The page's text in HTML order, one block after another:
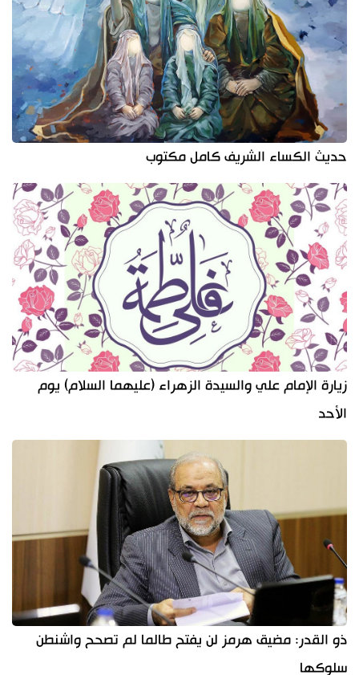
حديث الكساء الشريف كامل مكتوب
زيارة الإمام علي والسيدة الزهراء (عليهما السلام) يوم
الأحد
ذو القدر: مضيق هرمز لن يفتح طالما لم تصحح واشنطن
سلوكها